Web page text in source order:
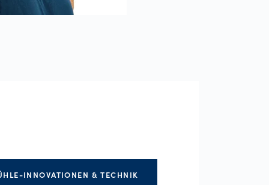
INNOVATIONEN & TECHNIK